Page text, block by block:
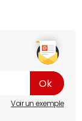
Voir un exemple